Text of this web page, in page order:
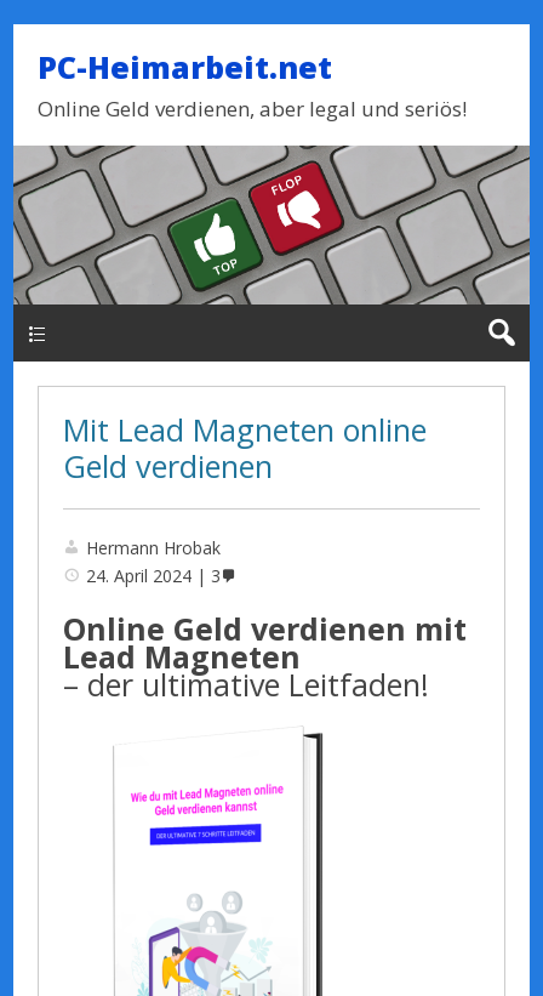
PC-Heimarbeit.net
Online Geld verdienen, aber legal und seriös!
Mit Lead Magneten online
Geld verdienen
Hermann Hrobak
24. April 2024
3
Online Geld verdienen mit
Lead Magneten
– der ultimative Leitfaden!